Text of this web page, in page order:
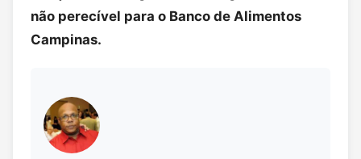
não perecível para o Banco de Alimentos
Campinas.